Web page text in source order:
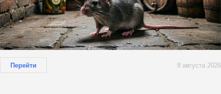
Перейти 8 августа 2026